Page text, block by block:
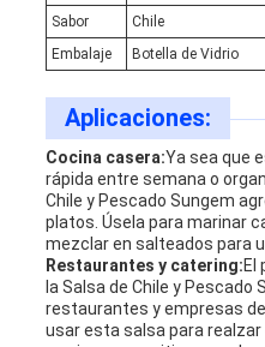
Sabor
Chile
Embalaje
Botella de Vidrio
Aplicaciones:
Cocina casera:Ya sea que
rápida entre semana o
Chile y Pescado Sungem
platos. Úsela para marinar
mezclar en salteados para
Restaurantes y catering:El
la Salsa de Chile y Pescado
restaurantes y empresas
usar esta salsa para